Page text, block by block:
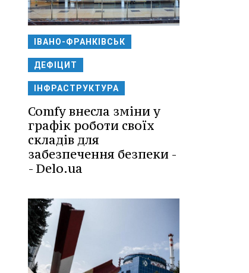
ІВАНО-ФРАНКІВСЬК
ДЕФІЦИТ
ІНФРАСТРУКТУРА
Comfy внесла зміни у
графік роботи своїх
складів для
забезпечення безпеки -
- Delo.ua